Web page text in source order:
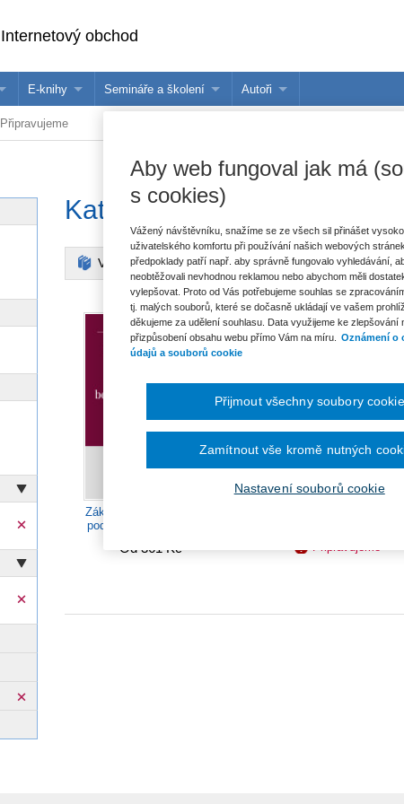
Internetový obchod
E-knihy
Jak na naše e-knihy?
Semináře a školení Autoři
Připravujeme
Katalog
Všechny produkty Akce Novinky
Zákon o zajištění dalších
podmínek bezpečnosti a
Od 361 Kč
Aby web fungoval jak má
s cookies)
Vážený návštěvníku, snažíme se ze všech sil přinášet
uživatelského komfortu při používání našich webových
předpoklady patří např. aby správně fungovalo vyhledávání,
neobtěžovali nevhodnou reklamou nebo abychom měli
vylepšovat. Proto od Vás potřebujeme souhlas se
tj. malých souborů, které se dočasně ukládají ve vašem
děkujeme za udělení souhlasu. Data využijeme ke zlepšování
přizpůsobení obsahu webu přímo Vám na míru.
Oznámení o
údajů a souborů cookie
Nastavení souborů cookie
Zamítnout vše kromě nutných
Přijmout všechny soubory cookie